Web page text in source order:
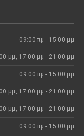
09:00 πμ - 15:00 μμ
μμ, 17:00 μμ - 21:00 μμ
09:00 πμ - 15:00 μμ
μμ, 17:00 μμ - 21:00 μμ
μμ, 17:00 μμ - 21:00 μμ
09:00 πμ - 15:00 μμ